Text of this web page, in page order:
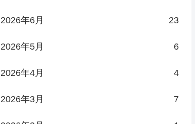
2026年6月 23
2026年5月 6
2026年4月 4
2026年3月 7